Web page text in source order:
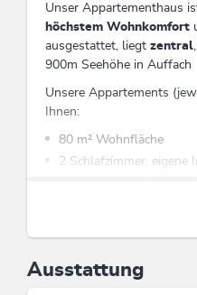
Unser Appartementhaus
höchstem Wohnkomfort
ausgestattet, liegt zentral,
900m Seehöhe in Auffach
Unsere Appartements
Ihnen:
80 m² Wohnfläche
2 Schlafzimmer, eigene
Wohnzimmer mit
Programmen, DVD-
eine voll eingerichtete
Ausstattung